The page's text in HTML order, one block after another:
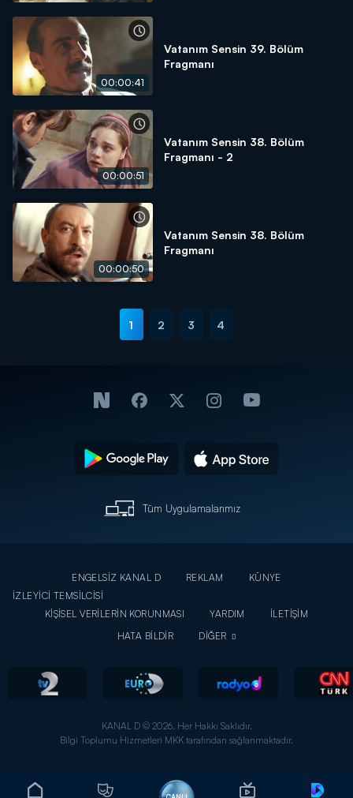
00:00:41
Vatanım Sensin 39. Bölüm
Fragmanı
00:00:51
Vatanım Sensin 38. Bölüm
Fragmanı - 2
00:00:50
Vatanım Sensin 38. Bölüm
Fragmanı
1 2 3 4
Tüm Uygulamalarımız
ENGELSİZ KANAL D REKLAM
KÜNYE
İZLEYİCİ TEMSİLCİSİ
KİŞİSEL VERİLERİN KORUNMASI
YARDIM
İLETİŞİM
HATA BİLDİR
DİĞER
KANAL D © 2026. Her Hakkı Saklıdır.
Bilgi Toplumu Hizmetleri MKK tarafından sağlanmaktadır.